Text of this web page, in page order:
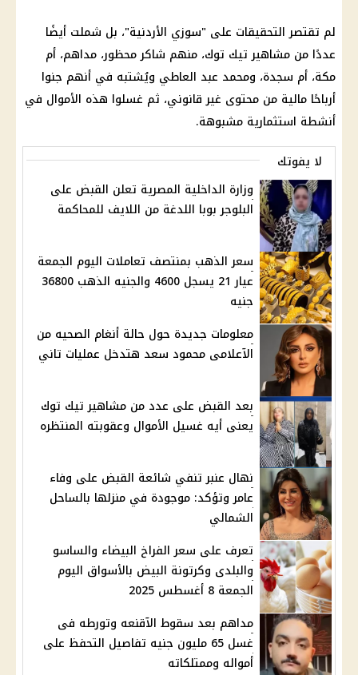
لم تقتصر التحقيقات على "سوزي الأردنية"، بل شملت أيضًا
عددًا من مشاهير تيك توك، منهم شاكر محظور، مداهم، أم
مكة، أم سجدة، ومحمد عبد العاطي ويُشتبه في أنهم جنوا
أرباحًا مالية من محتوى غير قانوني، ثم غسلوا هذه الأموال في
أنشطة استثمارية مشبوهة.
لا يفوتك
وزارة الداخلية المصرية تعلن القبض على
البلوجر بوبا اللدغة من اللايف للمحاكمة
سعر الذهب بمنتصف تعاملات اليوم الجمعة
عيار 21 يسجل 4600 والجنيه الذهب 36800
جنيه
معلومات جديدة حول حالة أنغام الصحيه من
الآعلامى محمود سعد هتدخل عمليات تاني
بعد القبض على عدد من مشاهير تيك توك
يعنى أيه غسيل الأموال وعقوبته المنتظره
نهال عنبر تنفي شائعة القبض على وفاء
عامر وتؤكد: موجودة في منزلها بالساحل
الشمالي
تعرف على سعر الفراخ البيضاء والساسو
والبلدى وكرتونة البيض بالأسواق اليوم
الجمعة 8 أغسطس 2025
مداهم بعد سقوط الآقنعه وتورطه فى
غسل 65 مليون جنيه تفاصيل التحفظ على
أمواله وممتلكاته